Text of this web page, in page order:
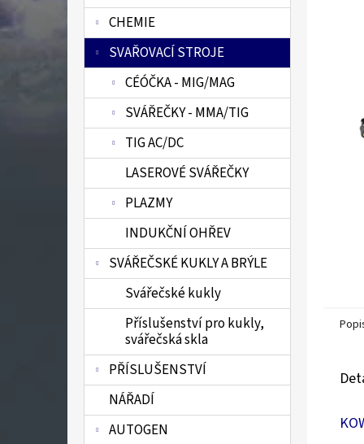
CHEMIE
SVAŘOVACÍ STROJE
CÉÓČKA - MIG/MAG
SVÁŘEČKY - MMA/TIG
TIG AC/DC
LASEROVÉ SVÁŘEČKY
PLAZMY
INDUKČNÍ OHŘEV
SVÁŘEČSKÉ KUKLY A BRÝLE
Svářečské kukly
Příslušenství pro kukly,
svářečská skla
PŘÍSLUŠENSTVÍ
NÁŘADÍ
AUTOGEN